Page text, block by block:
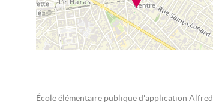
École élémentaire publique d'application